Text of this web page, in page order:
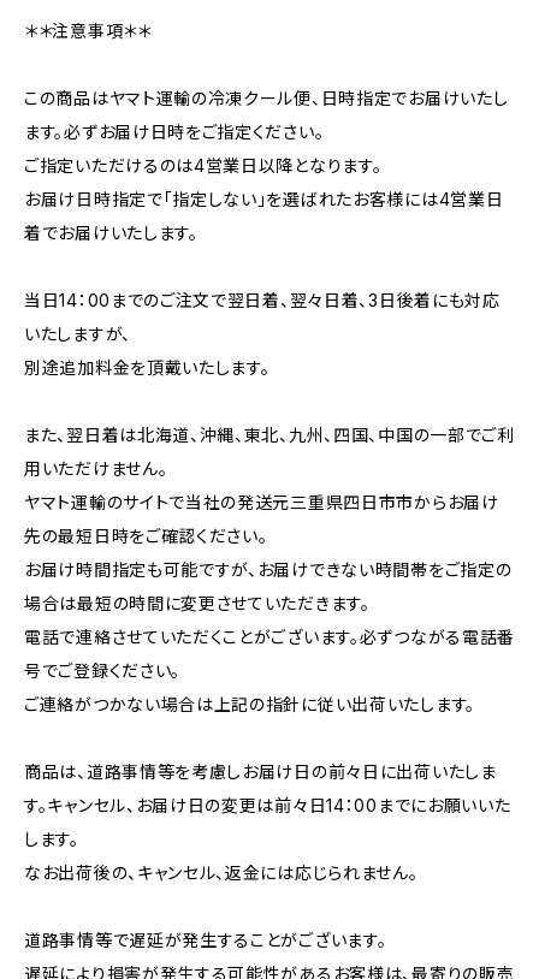
＊＊注意事項＊＊
この商品はヤマト運輸の冷凍クール便、日時指定でお届けいたし
ます。必ずお届け日時をご指定ください。
ご指定いただけるのは4営業日以降となります。
お届け日時指定で「指定しない」を選ばれたお客様には4営業日
着でお届けいたします。
当日14：00までのご注文で翌日着、翌々日着、3日後着にも対応
いたしますが、
別途追加料金を頂戴いたします。
また、翌日着は北海道、沖縄、東北、九州、四国、中国の一部でご利
用いただけません。
ヤマト運輸のサイトで当社の発送元三重県四日市市からお届け
先の最短日時をご確認ください。
お届け時間指定も可能ですが、お届けできない時間帯をご指定の
場合は最短の時間に変更させていただきます。
電話で連絡させていただくことがございます。必ずつながる電話番
号でご登録ください。
ご連絡がつかない場合は上記の指針に従い出荷いたします。
商品は、道路事情等を考慮しお届け日の前々日に出荷いたしま
す。キャンセル、お届け日の変更は前々日14：00までにお願いいた
します。
なお出荷後の、キャンセル、返金には応じられません。
道路事情等で遅延が発生することがございます。
遅延により損害が発生する可能性があるお客様は、最寄りの販売